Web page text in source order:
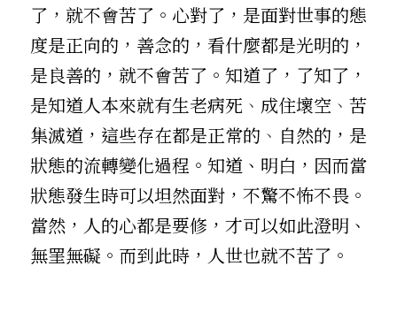
了，就不會苦了。心對了，是面對世事的態
度是正向的，善念的，看什麼都是光明的，
是良善的，就不會苦了。知道了，了知了，
是知道人本來就有生老病死 、 成住壞空 、 苦
集滅道，這些存在都是正常的 、 自然的，是
狀態的流轉變化過程。知道、明白，因而當
狀態發生時可以坦然面對，不驚不怖不畏。
當然，人的心都是要修，才可以如此澄明、
無罣無礙。而到此時，人世也就不苦了。